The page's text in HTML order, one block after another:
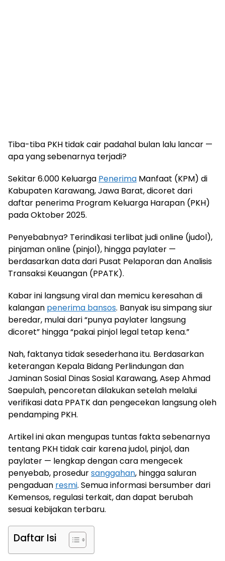
Tiba-tiba PKH tidak cair padahal bulan lalu lancar —
apa yang sebenarnya terjadi?
Sekitar 6.000 Keluarga Penerima Manfaat (KPM) di
Kabupaten Karawang, Jawa Barat, dicoret dari
daftar penerima Program Keluarga Harapan (PKH)
pada Oktober 2025.
Penyebabnya? Terindikasi terlibat judi online (judol),
pinjaman online (pinjol), hingga paylater —
berdasarkan data dari Pusat Pelaporan dan Analisis
Transaksi Keuangan (PPATK).
Kabar ini langsung viral dan memicu keresahan di
kalangan penerima bansos. Banyak isu simpang siur
beredar, mulai dari “punya paylater langsung
dicoret” hingga “pakai pinjol legal tetap kena.”
Nah, faktanya tidak sesederhana itu. Berdasarkan
keterangan Kepala Bidang Perlindungan dan
Jaminan Sosial Dinas Sosial Karawang, Asep Ahmad
Saepulah, pencoretan dilakukan setelah melalui
verifikasi data PPATK dan pengecekan langsung oleh
pendamping PKH.
Artikel ini akan mengupas tuntas fakta sebenarnya
tentang PKH tidak cair karena judol, pinjol, dan
paylater — lengkap dengan cara mengecek
penyebab, prosedursanggahan, hingga saluran
pengaduan resmi. Semua informasi bersumber dari
Kemensos, regulasi terkait, dan dapat berubah
sesuai kebijakan terbaru.
Daftar Isi